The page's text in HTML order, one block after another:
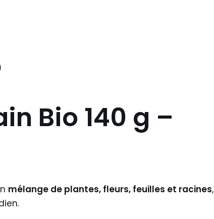
Bio 140 g –
mélange de plantes, fleurs, feuilles et racines,